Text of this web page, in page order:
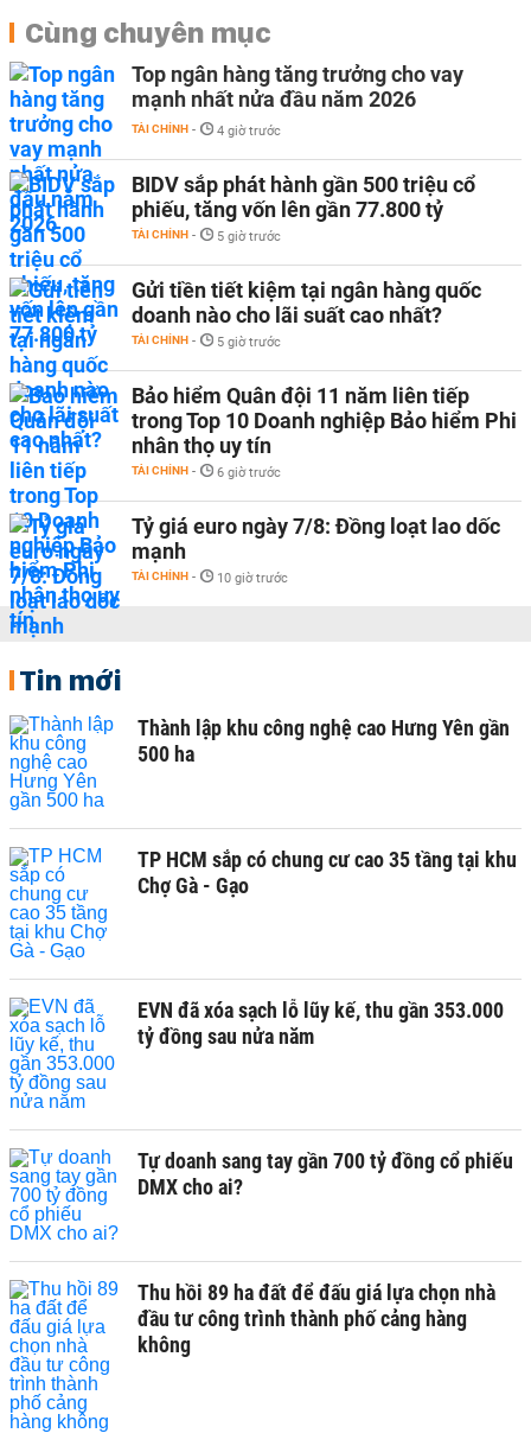
Cùng chuyên mục
Top ngân hàng tăng trưởng cho vay
mạnh nhất nửa đầu năm 2026
TÀI CHÍNH - 4 giờ trước
BIDV sắp phát hành gần 500 triệu cổ
phiếu, tăng vốn lên gần 77.800 tỷ
TÀI CHÍNH - 5 giờ trước
Gửi tiền tiết kiệm tại ngân hàng quốc
doanh nào cho lãi suất cao nhất?
TÀI CHÍNH - 5 giờ trước
Bảo hiểm Quân đội 11 năm liên tiếp
trong Top 10 Doanh nghiệp Bảo hiểm Phi
nhân thọ uy tín
TÀI CHÍNH - 6 giờ trước
Tỷ giá euro ngày 7/8: Đồng loạt lao dốc
mạnh
TÀI CHÍNH - 10 giờ trước
Tin mới
Thành lập khu công nghệ cao Hưng Yên gần
500 ha
TP HCM sắp có chung cư cao 35 tầng tại khu
Chợ Gà - Gạo
EVN đã xóa sạch lỗ lũy kế, thu gần 353.000
tỷ đồng sau nửa năm
Tự doanh sang tay gần 700 tỷ đồng cổ phiếu
DMX cho ai?
Thu hồi 89 ha đất để đấu giá lựa chọn nhà
đầu tư công trình thành phố cảng hàng
không